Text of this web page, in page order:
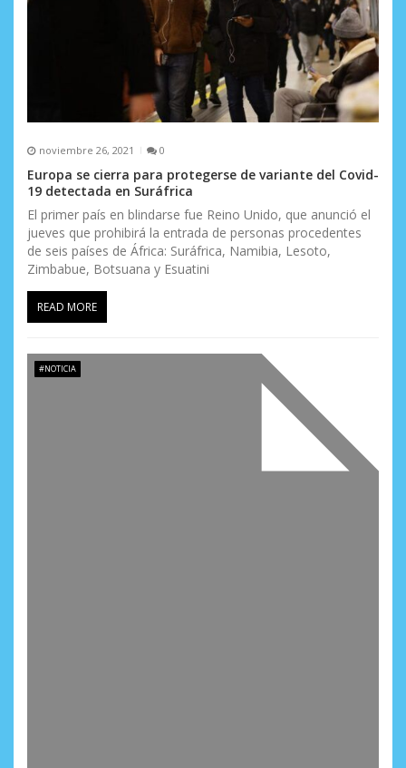
noviembre 26, 2021 0
Europa se cierra para protegerse de variante del Covid-
19 detectada en Suráfrica
El primer país en blindarse fue Reino Unido, que anunció el
jueves que prohibirá la entrada de personas procedentes
de seis países de África: Suráfrica, Namibia, Lesoto,
Zimbabue, Botsuana y Esuatini
READ MORE
#NOTICIA